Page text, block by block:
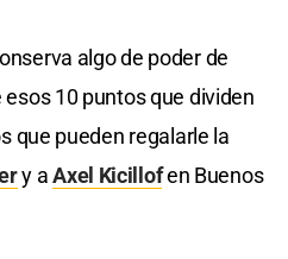
algo de poder de
10 puntos que dividen
que pueden regalarle la
y aAxel Kicillofen Buenos